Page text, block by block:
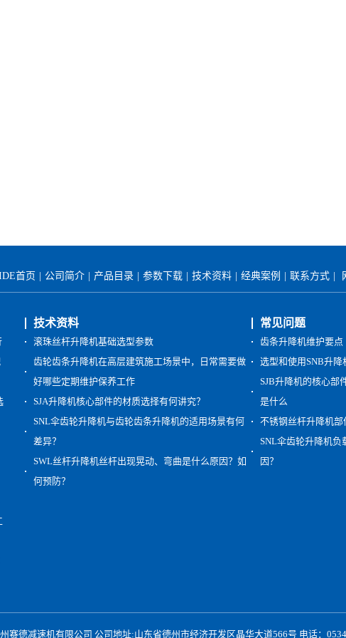
首页 公司简介 产品目录 参数下载 技术资料 经典案例 联系方式
技术资料
滚珠丝杆升降机基础选型参数
齿轮齿条升降机在高层建筑施工场景中，日常需要做
好哪些定期维护保养工作
SJA升降机核心部件的材质选择有何讲究？
SNL伞齿轮升降机与齿轮齿条升降机的适用场景有何
差异？
SWL丝杆升降机丝杆出现晃动、弯曲是什么原因？如
何预防？
常见问题
齿条升降机维护要点
选型和使用SNB升
SJB升降机的核心部
是什么
不锈钢丝杆升降机
SNL伞齿轮升降机负
因？
赛德减速机有限公司 公司地址:山东省德州市经济开发区晶华大道566号 电话：